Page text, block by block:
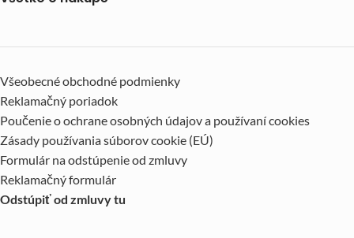
Všeobecné obchodné podmienky
Reklamačný poriadok
Poučenie o ochrane osobných údajov a používaní cookies
Zásady používania súborov cookie (EÚ)
Formulár na odstúpenie od zmluvy
Reklamačný formulár
Odstúpiť od zmluvy tu